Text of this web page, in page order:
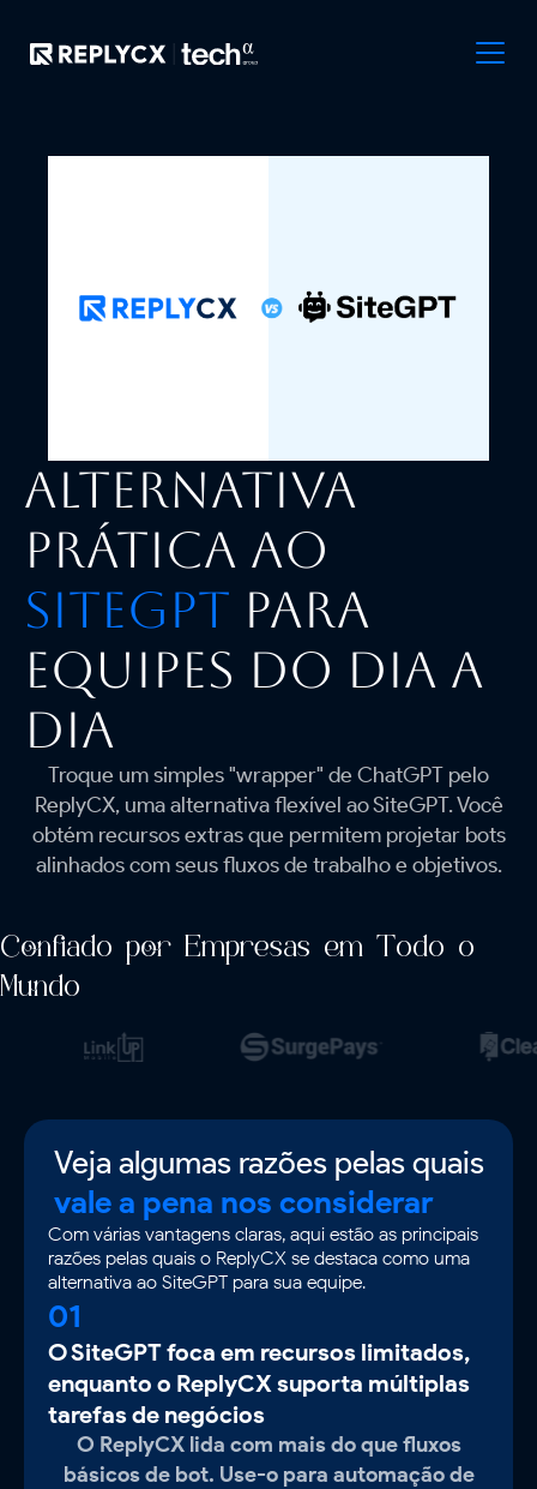
Alternativa
prática ao
SiteGPT para
equipes do dia a
dia
Troque um simples "wrapper" de ChatGPT pelo
ReplyCX, uma alternativa flexível ao SiteGPT. Você
obtém recursos extras que permitem projetar bots
alinhados com seus fluxos de trabalho e objetivos.
Confiado por Empresas em Todo o
Mundo
Veja algumas razões pelas quais
vale a pena nos considerar
Com várias vantagens claras, aqui estão as principais
razões pelas quais o ReplyCX se destaca como uma
alternativa ao SiteGPT para sua equipe.
01
O SiteGPT foca em recursos limitados,
enquanto o ReplyCX suporta múltiplas
tarefas de negócios
O ReplyCX lida com mais do que fluxos
básicos de bot. Use-o para automação de